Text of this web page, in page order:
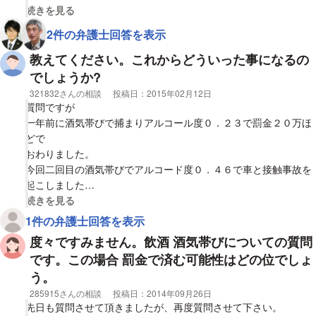
その後、H20.3/3に免許再取得。
今回は、三度目の処分になるとの事
今回の数値は0.6だったそうです。
免許再取得から7年以上になり、その間の違反は無い様です。
前回の質問にて、酒気帯びないし、酒酔いによって、処罰が変わ
ると聞いておりますが、酒気帯びまたは酒酔いの判断は誰がどの
様に、いつ判断されるのでしょうか？
そして、いつ当人へ伝えられるのでしょうか？
最後に、今回の事例で酒気帯びと判断される可能性はどの位ある
のでしょうか？
また、彼は実刑を受けるのでしょうか？
その際に、執行猶予が付く可能性はあるのでしょうか？
罰金と免許剥奪で済まないのでしょうか？
どの様な処罰になるのか、ご回答いただければ幸いです。
此処で、質問でありますが、当の本人は過去10年前に一度酒気帯
びにて検挙されており、罰金刑と免許剥奪をされており、今回が
2度目となります。
今回の数値は0.6だったそうです。
免許再取得から8年になり、その間の違反は無い様です。
明後日、警察へ出向く様に指示が出ているとのことですが、これ
はなんのためでしょうか？
また、彼は求刑を受けのでしょうか？
罰金と免許剥奪で済まないのでしょうか？
どの様な処罰になるのか、ご回答いただければ幸いです。
宜しくお願い致します。
視覚的に省略された相談全文の
続きを見る
2件の弁護士回答を表示
教えてください。これからどういった事になるの
でしょうか?
相談者
321832さんの相談 投稿日： 2015年02月12日
質問ですが
一年前に酒気帯びで捕まりアルコール度０．２３で罰金２０万ほ
どで
おわりました。
今回二回目の酒気帯びでアルコード度０．４６で車と接触事故を
起こしました
相手の方はけがも無く車の修理だけで保険会社がやる事になりま
した。
つい昨日の出来事なのでこれからどうなるか不安です。
これからどういった事になるのでしょうか？
一応警察からはもう一度警察署に来てもらうとのことでした。
自分はバイクで同乗者もいます。
その辺も教えてほしいですお願いします。
視覚的に省略された相談全文の
続きを見る
1件の弁護士回答を表示
度々ですみません。飲酒 酒気帯びについての質問
です。この場合 罰金で済む可能性はどの位でしょ
う。
相談者
285915さんの相談 投稿日： 2014年09月26日
先日も質問させて頂きましたが、再度質問させて下さい。